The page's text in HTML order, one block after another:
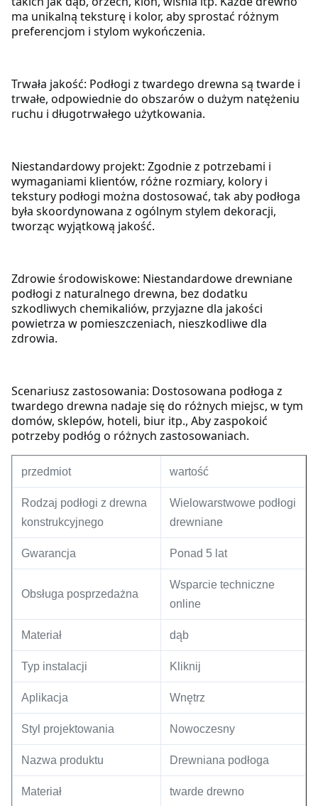
ma unikalną teksturę i kolor, aby sprostać różnym
preferencjom i stylom wykończenia.
Trwała jakość: Podłogi z twardego drewna są twarde i
trwałe, odpowiednie do obszarów o dużym natężeniu
ruchu i długotrwałego użytkowania.
Niestandardowy projekt: Zgodnie z potrzebami i
wymaganiami klientów, różne rozmiary, kolory i
tekstury podłogi można dostosować, tak aby podłoga
była skoordynowana z ogólnym stylem dekoracji,
tworząc wyjątkową jakość.
Zdrowie środowiskowe: Niestandardowe drewniane
podłogi z naturalnego drewna, bez dodatku
szkodliwych chemikaliów, przyjazne dla jakości
powietrza w pomieszczeniach, nieszkodliwe dla
zdrowia.
Scenariusz zastosowania: Dostosowana podłoga z
twardego drewna nadaje się do różnych miejsc, w tym
domów, sklepów, hoteli, biur itp., Aby zaspokoić
potrzeby podłóg o różnych zastosowaniach.
przedmiot wartość
Rodzaj podłogi z drewna
konstrukcyjnego
Wielowarstwowe podłogi
drewniane
Gwarancja Ponad 5 lat
Obsługa posprzedażna
Wsparcie techniczne
online
Materiał dąb
Typ instalacji Kliknij
Aplikacja Wnętrz
Styl projektowania Nowoczesny
Nazwa produktu Drewniana podłoga
Materiał twarde drewno